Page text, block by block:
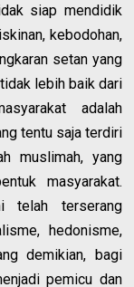
siap mendidik
kebodohan,
setan yang
lebih baik dari
adalah
tentu saja terdiri
muslimah, yang
masyarakat.
telah terserang
hedonisme,
demikian, bagi
pemicu dan